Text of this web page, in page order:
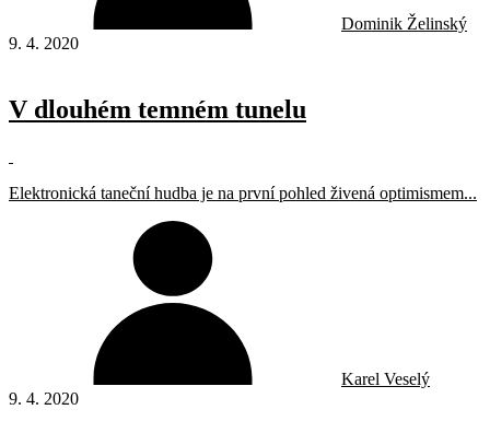
Dominik Želinský
9. 4. 2020
V dlouhém temném tunelu
Elektronická taneční hudba je na první pohled živená optimismem...
Karel Veselý
9. 4. 2020